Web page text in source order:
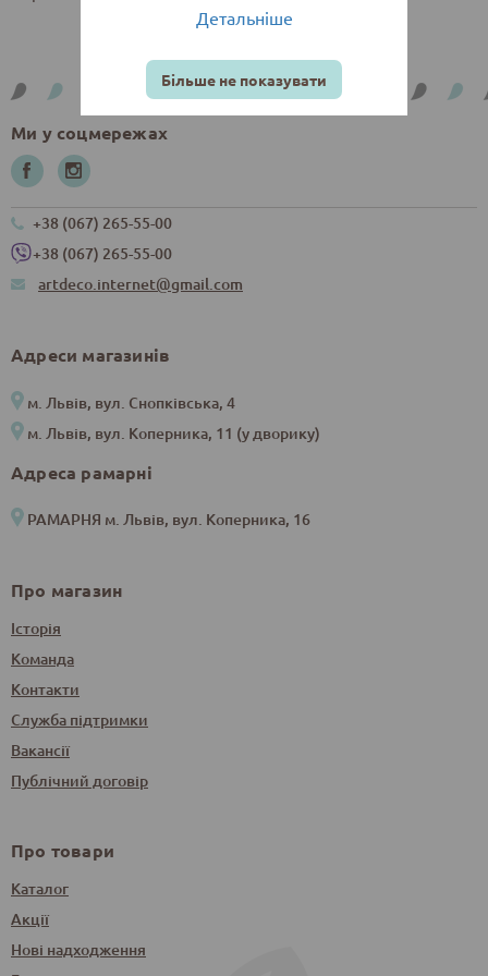
Ми у соцмережах
+38 (067) 265-55-00
+38 (067) 265-55-00
artdeco.internet@gmail.com
Адреси магазинів
м. Львів, вул. Снопківська, 4
м. Львів, вул. Коперника, 11 (у дворику)
Адреса рамарні
РАМАРНЯ м. Львів, вул. Коперника, 16
Про магазин
Історія
Команда
Контакти
Служба підтримки
Вакансії
Публічний договір
Про товари
Каталог
Акції
Нові надходження
Детальніше
Більше не показувати